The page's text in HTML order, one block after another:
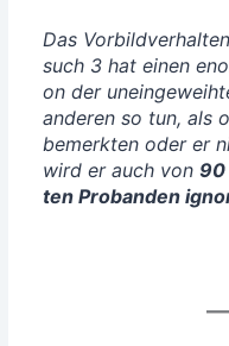
Das
such 3 hat einen
on der
ande­ren so tun, als
bemerk­ten oder er
wird er auch von90
ten Pro­ban­den